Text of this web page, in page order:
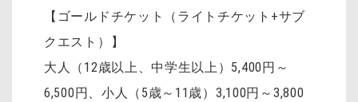
【ゴールドチケット（ライトチケット+サブ
クエスト）】
大人（12歳以上、中学生以上）5,400円～
6,500円、小人（5歳～11歳）3,100円～3,800